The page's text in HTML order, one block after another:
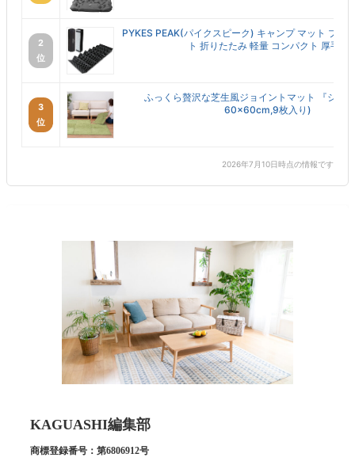
2
位
PYKES PEAK(パイクスピーク) キャンプ マット プロ
ト 折りたたみ 軽量 コンパクト 厚手...
3
位
ふっくら贅沢な芝生風ジョイントマット 『シー
60×60cm,9枚入り)
2026年7月10日時点の情報です
KAGUASHI編集部
商標登録番号：第6806912号